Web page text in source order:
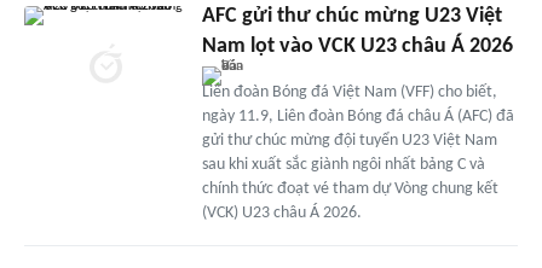
AFC gửi thư chúc mừng U23 Việt
Nam lọt vào VCK U23 châu Á 2026
Liên đoàn Bóng đá Việt Nam (VFF) cho biết,
ngày 11.9, Liên đoàn Bóng đá châu Á (AFC) đã
gửi thư chúc mừng đội tuyển U23 Việt Nam
sau khi xuất sắc giành ngôi nhất bảng C và
chính thức đoạt vé tham dự Vòng chung kết
(VCK) U23 châu Á 2026.